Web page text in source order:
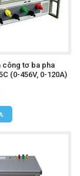
công tơ ba pha
(0-456V, 0-120A)